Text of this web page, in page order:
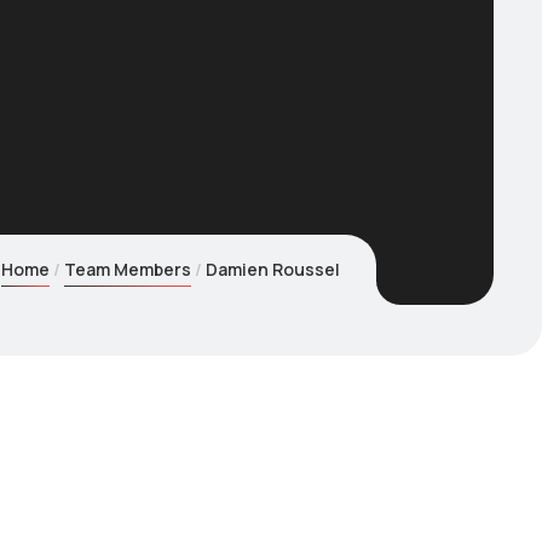
Home Team Members Damien Roussel